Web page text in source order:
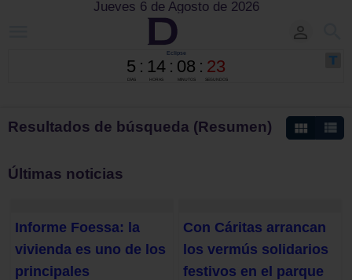
Jueves 6 de Agosto de 2026
Resultados de búsqueda (Resumen)
Últimas noticias
Informe Foessa: la
vivienda es uno de los
principales
Con Cáritas arrancan
los vermús solidarios
festivos en el parque